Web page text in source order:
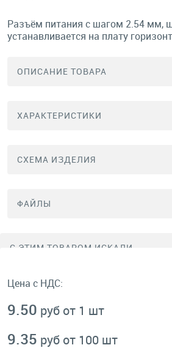
Разъём питания с шагом 2.54 мм,
устанавливается на плату
ОПИСАНИЕ ТОВАРА
ХАРАКТЕРИСТИКИ
СХЕМА ИЗДЕЛИЯ
ФАЙЛЫ
C ЭТИМ ТОВАРОМ ИСКАЛИ
Цена с НДС:
9.50 руб от 1 шт
9.35 руб от 100 шт